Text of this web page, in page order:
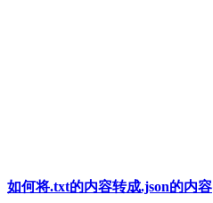
如何将.txt的内容转成.json的内容